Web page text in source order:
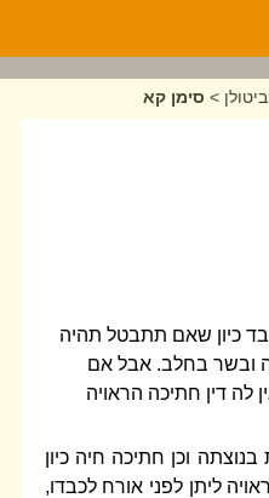
> סימן קא
כיון שאם תתבטל תהיה
ובשר בחלב. אבל אם
דין חתיכה הראויה
וכן חתיכה חיה כיון
ליתן לפני אורח לכבדו,